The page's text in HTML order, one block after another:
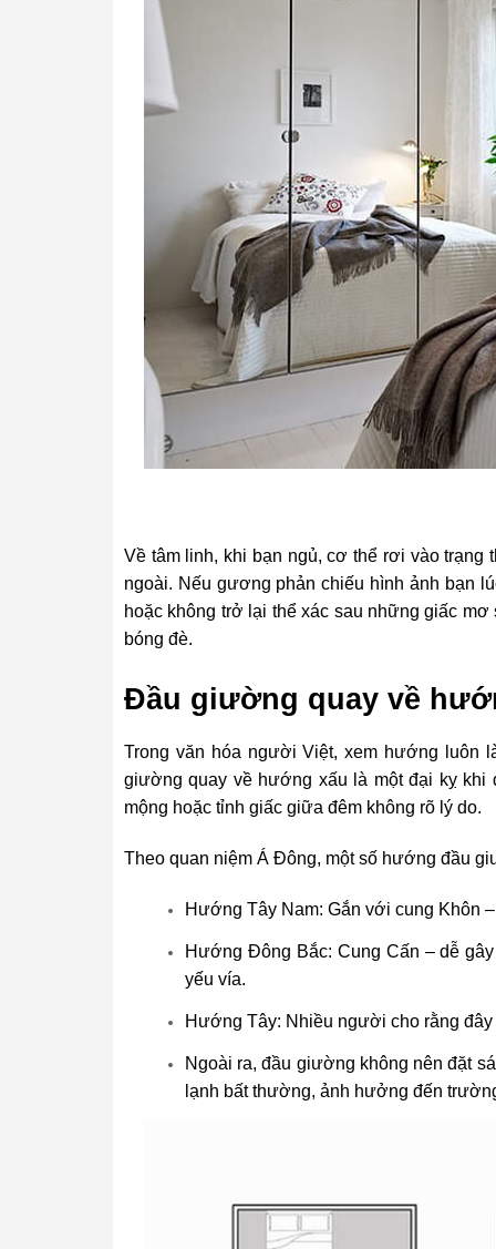
Về tâm linh, khi bạn ngủ, cơ thể rơi vào
ngoài. Nếu gương phản chiếu hình ảnh bạn
hoặc không trở lại thể xác sau những giấc
bóng đè.
Đầu giường quay về
Trong văn hóa người Việt, xem hướng luôn
giường quay về hướng xấu là một đại kỵ khi
mộng hoặc tỉnh giấc giữa đêm không rõ lý do.
Theo quan niệm Á Đông, một số hướng đầu
Hướng Tây Nam: Gắn với cung Khôn
Hướng Đông Bắc: Cung Cấn – dễ
yếu vía.
Hướng Tây: Nhiều người cho rằng đây
Ngoài ra, đầu giường không nên đặt
lạnh bất thường, ảnh hưởng đến